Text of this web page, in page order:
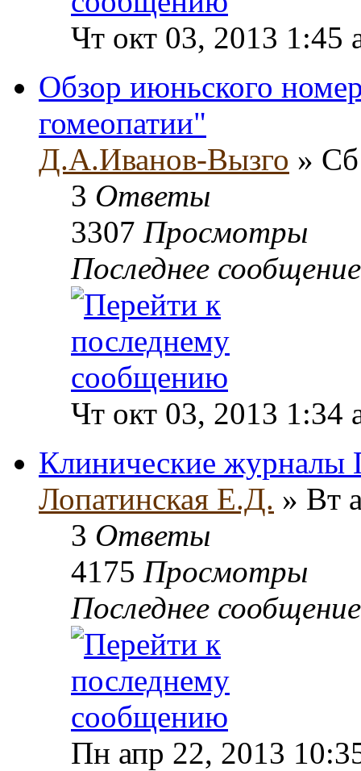
Чт окт 03, 2013 1:45
Обзор июньского
гомеопатии"
Д.А.Иванов-Вызго »
3 Ответы
3307 Просмотры
Последнее
Чт окт 03, 2013 1:34
Клинические журналы
Лопатинская Е.Д. » Вт
3 Ответы
4175 Просмотры
Последнее
Пн апр 22, 2013